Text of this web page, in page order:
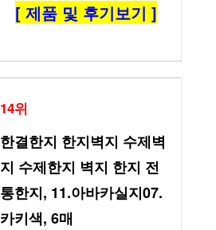
[ 제품 및 후기보기 ]
14위
한결한지 한지벽지 수제벽
지 수제한지 벽지 한지 전
통한지, 11.아바카실지07.
카키색, 6매